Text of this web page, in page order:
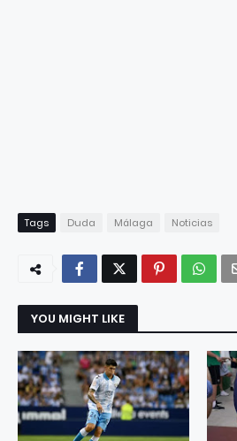
Tags Duda Málaga Noticias
YOU MIGHT LIKE